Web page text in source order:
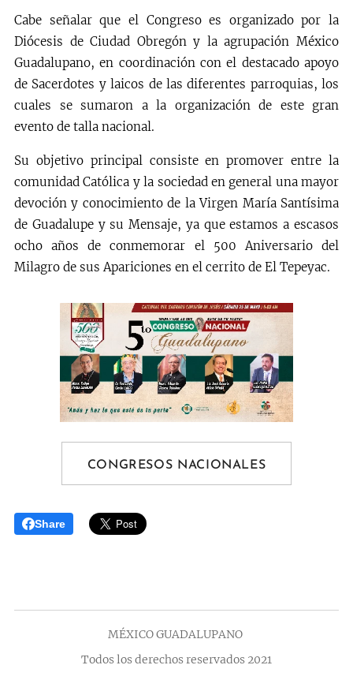
Cabe señalar que el Congreso es organizado por la
Diócesis de Ciudad Obregón y la agrupación México
Guadalupano, en coordinación con el destacado apoyo
de Sacerdotes y laicos de las diferentes parroquias, los
cuales se sumaron a la organización de este gran
evento de talla nacional.
Su objetivo principal consiste en promover entre la
comunidad Católica y la sociedad en general una mayor
devoción y conocimiento de la Virgen María Santísima
de Guadalupe y su Mensaje, ya que estamos a escasos
ocho años de conmemorar el 500 Aniversario del
Milagro de sus Apariciones en el cerrito de El Tepeyac.
CONGRESOS NACIONALES
Share
MÉXICO GUADALUPANO
Todos los derechos reservados 2021